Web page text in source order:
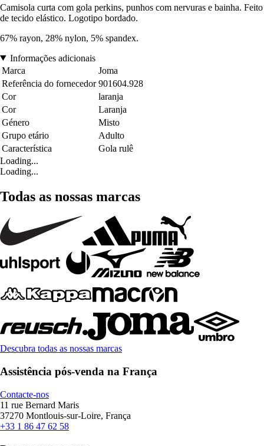
Camisola curta com gola perkins, punhos com nervuras e bainha. Feito
de tecido elástico. Logotipo bordado.
67% rayon, 28% nylon, 5% spandex.
Informações adicionais
Marca
Joma
Referência do fornecedor 901604.928
Cor
laranja
Cor
Laranja
Género
Misto
Grupo etário
Adulto
Característica
Gola rulê
Loading...
Loading...
Todas as nossas marcas
Descubra todas as nossas marcas
Assistência pós-venda na França
Contacte-nos
11 rue Bernard Maris
37270 Montlouis-sur-Loire, França
+33 1 86 47 62 58